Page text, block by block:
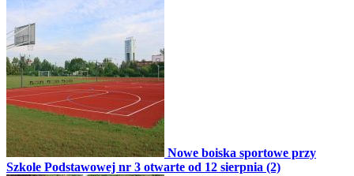
Nowe boiska sportowe przy
Szkole Podstawowej nr 3 otwarte od 12 sierpnia (2)